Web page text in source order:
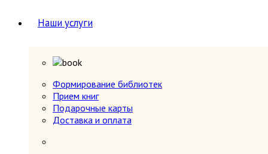
Наши услуги
Формирование библиотек
Прием книг
Подарочные карты
Доставка и оплата
ЗАКАЗАТЬ